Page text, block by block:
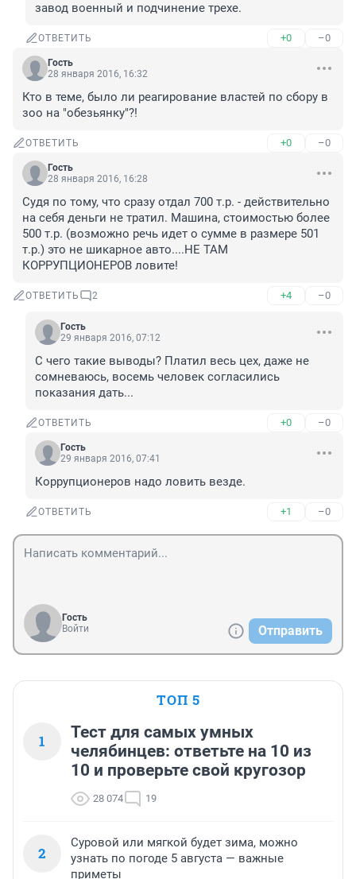
завод военный и подчинение трехе.
ОТВЕТИТЬ +0 –0
Гость
28 января 2016, 16:32
Кто в теме, было ли реагирование властей по сбору в
зоо на "обезьянку"?!
ОТВЕТИТЬ +0 –0
Гость
28 января 2016, 16:28
Судя по тому, что сразу отдал 700 т.р. - действительно
на себя деньги не тратил. Машина, стоимостью более
500 т.р. (возможно речь идет о сумме в размере 501
т.р.) это не шикарное авто....НЕ ТАМ
КОРРУПЦИОНЕРОВ ловите!
ОТВЕТИТЬ 2 +4 –0
Гость
29 января 2016, 07:12
С чего такие выводы? Платил весь цех, даже не
сомневаюсь, восемь человек согласились
показания дать...
ОТВЕТИТЬ +0 –0
Гость
29 января 2016, 07:41
Коррупционеров надо ловить везде.
ОТВЕТИТЬ +1 –0
Гость
Войти
Отправить
ТОП 5
1
Тест для самых умных
челябинцев: ответьте на 10 из
10 и проверьте свой кругозор
28 074 19
2
Суровой или мягкой будет зима, можно
узнать по погоде 5 августа — важные
приметы